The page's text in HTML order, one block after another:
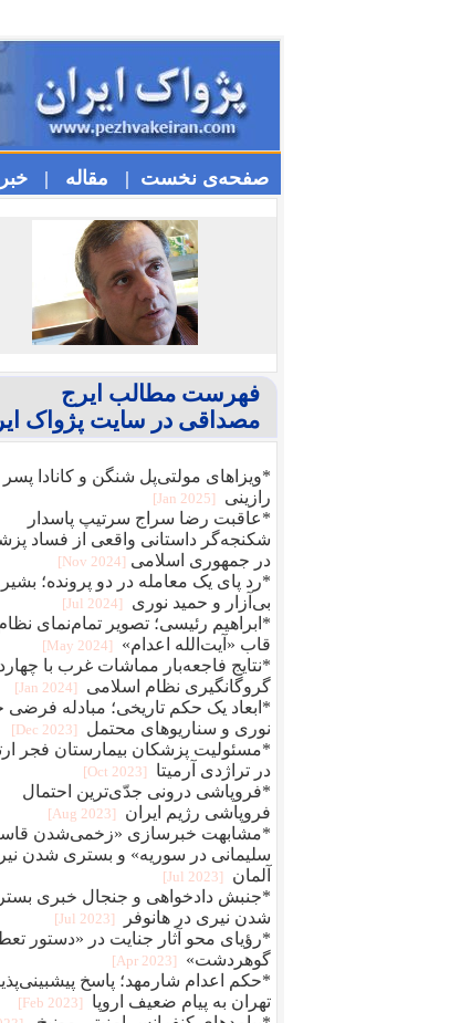
صفحه‌ی نخست | مقاله |
فهرست مطالب ایرج
مصداقی در سایت پژواک
*ویزا‌های مولتی‌پل شنگن و کانادا
رازینی
[2025 Jan]
*عاقبت رضا سراج سرتيپ پاسدار
شکنجه‌گر داستانی واقعی از فساد
در جمهوری اسلامی [2024 Nov]
*رد پای یک معامله در دو پرونده؛ بشیر
بی‌آزار و حمید نوری
[2024 Jul]
*ابراهیم رئیسی؛ تصویر تمام‌نمای
قاب «آیت‌الله اعدام»
[2024 May]
*نتایج فاجعه‌بار مماشات غرب با
گروگانگیری نظام اسلامی
[2024 Jan]
*ابعاد یک حکم تاریخی؛ مبادله فرضی
نوری و سناریوهای محتمل
[2023 Dec]
*مسئولیت پزشکان بیمارستان فجر
در تراژدی آرمیتا
[2023 Oct]
*فروپاشی درونی جدّی‌ترین احتمال
فروپاشی رژیم ایران
[2023 Aug]
*مشابهت خبرسازی «زخمی‌شدن
سلیمانی در سوریه» و بستری شدن
آلمان
[2023 Jul]
*جنبش دادخواهی و جنجال خبری
شدن نیری در هانوفر
[2023 Jul]
*رؤیای محو آثار جنایت در «دستور
گوهردشت»
[2023 Apr]
*حکم اعدام شارمهد؛ پاسخ
تهران به پیام ضعیف اروپا
[2023 Feb]